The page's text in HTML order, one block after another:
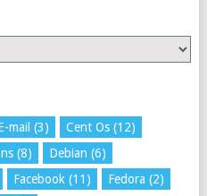
mail (3) Cent Os(12)
(8) Debian (6)
Facebook (11) Fedora (2)